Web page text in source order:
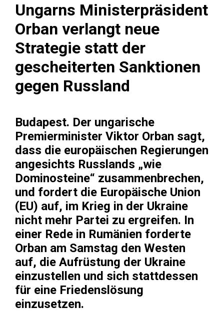
Ungarns Ministerpräsident
Orban verlangt neue
Strategie statt der
gescheiterten Sanktionen
gegen Russland
Budapest. Der ungarische
Premierminister Viktor Orban sagt,
dass die europäischen Regierungen
angesichts Russlands „wie
Dominosteine“ zusammenbrechen,
und fordert die Europäische Union
(EU) auf, im Krieg in der Ukraine
nicht mehr Partei zu ergreifen. In
einer Rede in Rumänien forderte
Orban am Samstag den Westen
auf, die Aufrüstung der Ukraine
einzustellen und sich stattdessen
für eine Friedenslösung
einzusetzen.